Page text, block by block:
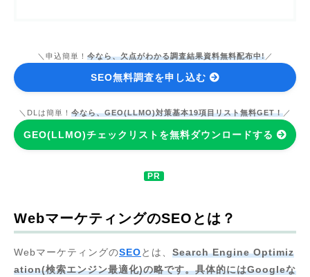
＼申込簡単！ 今なら、欠点がわかる調査結果資料無料配布中!／
SEO無料調査を申し込む
＼DLは簡単！ 今なら、GEO(LLMO)対策基本19項目リスト無料GET！ ／
GEO(LLMO)チェックリストを無料ダウンロードする
WebマーケティングのSEOとは？
WebマーケティングのSEOとは、 Search Engine Optimiz
ation(検索エンジン最適化)の略です。具体的にはGoogleな